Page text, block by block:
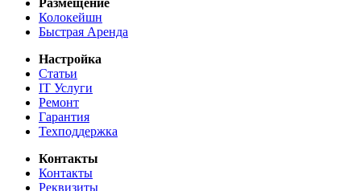
Колокейшн
Быстрая Аренда
Настройка
Статьи
IT Услуги
Ремонт
Гарантия
Техподдержка
Контакты
Контакты
Реквизиты